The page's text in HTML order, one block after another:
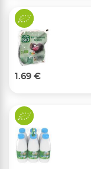
1.69 €